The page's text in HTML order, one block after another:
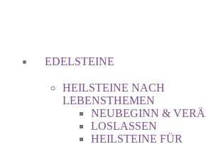
EDELSTEINE
HEILSTEINE NACH
LEBENSTHEMEN
NEUBEGINN &
LOSLASSEN
HEILSTEINE FÜR